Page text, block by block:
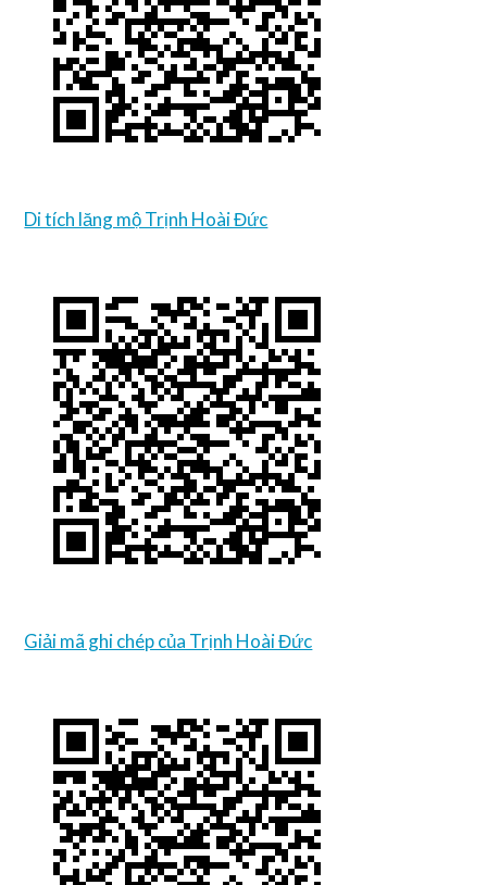
Di tích lăng mộ Trịnh Hoài Đức
Giải mã ghi chép của Trịnh Hoài Đức